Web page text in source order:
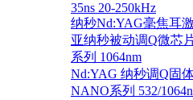
35ns 20-250kHz
纳秒Nd:YAG毫焦耳
亚纳秒被动调Q微芯
系列 1064nm
Nd:YAG 纳秒调Q固
NANO系列 532/